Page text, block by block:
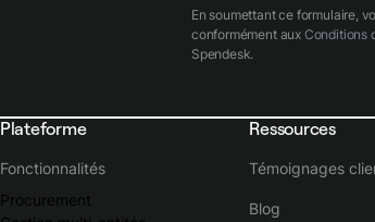
En soumettant ce formulaire,
conformément aux Conditions
Spendesk.
Plateforme
Fonctionnalités
Procurement
Ressources
Témoignages
Blog